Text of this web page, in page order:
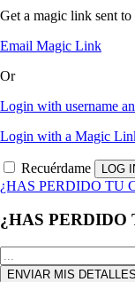
Get a magic link sent
Email Magic Link
Or
Login with username
Login with a Magic
Recuérdame
¿HAS PERDIDO TU
¿HAS PERDIDO